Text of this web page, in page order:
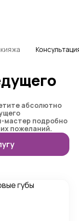
абсолютно
мастер подробно
пожеланий.